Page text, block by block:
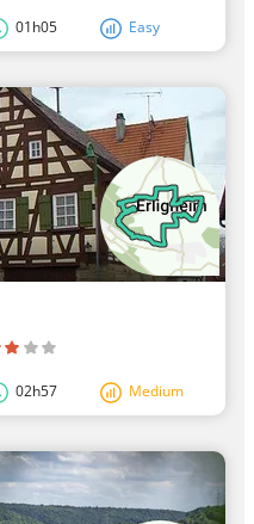
01h05 Easy
02h57 Medium